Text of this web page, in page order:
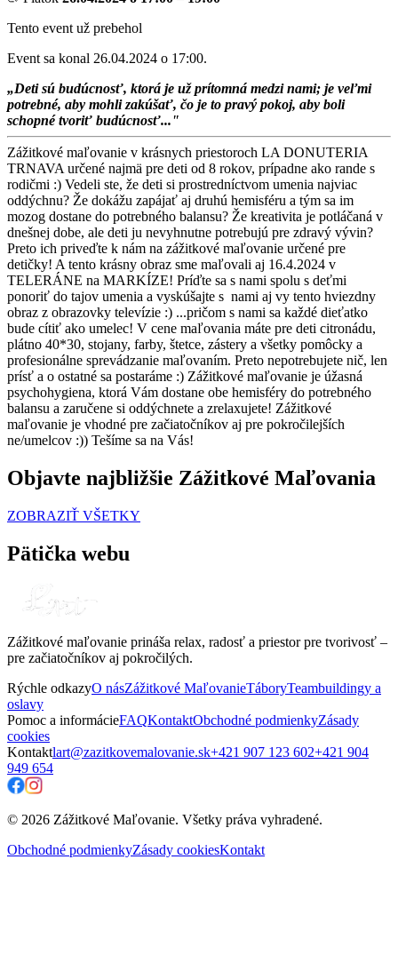
Tento event už prebehol
Event sa konal 26.04.2024 o 17:00.
„Deti sú budúcnosť, ktorá je už prítomná medzi nami; je veľmi
potrebné, aby mohli zakúšať, čo je to pravý pokoj, aby boli
schopné tvoriť budúcnosť..."
Zážitkové maľovanie v krásnych priestoroch LA DONUTERIA
TRNAVA určené najmä pre deti od 8 rokov, prípadne ako rande s
rodičmi :) Vedeli ste, že deti si prostredníctvom umenia najviac
oddýchnu? Že dokážu zapájať aj druhú hemisféru a tým sa im
mozog dostane do potrebného balansu? Že kreativita je potláčaná v
dnešnej dobe, ale deti ju nevyhnutne potrebujú pre zdravý vývin?
Preto ich priveďte k nám na zážitkové maľovanie určené pre
detičky! A tento krásny obraz sme maľovali aj 16.4.2024 v
TELERÁNE na MARKÍZE! Príďte sa s nami spolu s deťmi
ponoriť do tajov umenia a vyskúšajte s nami aj vy tento hviezdny
obraz z obrazovky televízie :) ...pričom s nami sa každé dieťatko
bude cítiť ako umelec! V cene maľovania máte pre deti citronádu,
plátno 40*30, stojany, farby, štetce, zástery a všetky pomôcky a
profesionálne sprevádzanie maľovaním. Preto nepotrebujete nič, len
prísť a o ostatné sa postaráme :) Zážitkové maľovanie je úžasná
psychohygiena, ktorá Vám dostane obe hemisféry do potrebného
balansu a zaručene si oddýchnete a zrelaxujete! Zážitkové
maľovanie je vhodné pre začiatočníkov aj pre pokročilejších
ne/umelcov :)) Tešíme sa na Vás!
Objavte najbližšie Zážitkové Maľovania
ZOBRAZIŤ VŠETKY
Pätička webu
Zážitkové maľovanie prináša relax, radosť a priestor pre tvorivosť –
pre začiatočníkov aj pokročilých.
Rýchle odkazyO násZážitkové MaľovanieTáboryTeambuildingy a
oslavy
Pomoc a informácieFAQKontaktObchodné podmienkyZásady
cookies
Kontaktlart@zazitkovemalovanie.sk+421 907 123 602+421 904
949 654
© 2026 Zážitkové Maľovanie. Všetky práva vyhradené.
Obchodné podmienkyZásady cookiesKontakt